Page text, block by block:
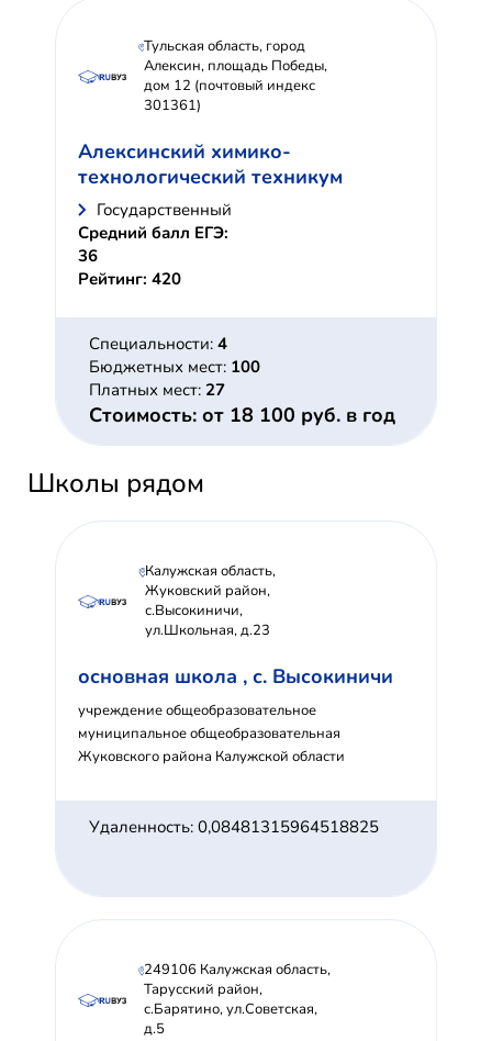
Тульская область, город
Алексин, площадь Победы,
дом 12 (почтовый индекс
301361)
Алексинский химико-
технологический техникум
Государственный
Средний балл ЕГЭ:
36
Рейтинг: 420
Специальности: 4
Бюджетных мест: 100
Платных мест: 27
Стоимость: от 18 100 руб. в год
Школы рядом
Калужская область,
Жуковский район,
с.Высокиничи,
ул.Школьная, д.23
основная школа , с. Высокиничи
учреждение общеобразовательное
муниципальное общеобразовательная
Жуковского района Калужской области
Удаленность: 0,08481315964518825
249106 Калужская область,
Тарусский район,
с.Барятино, ул.Советская,
д.5